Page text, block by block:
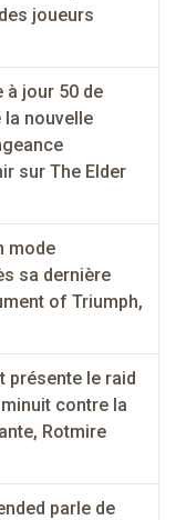
joueurs
à jour 50 de
la nouvelle
sur The Elder
mode
sa dernière
of Triumph,
présente le raid
contre la
Rotmire
parle de